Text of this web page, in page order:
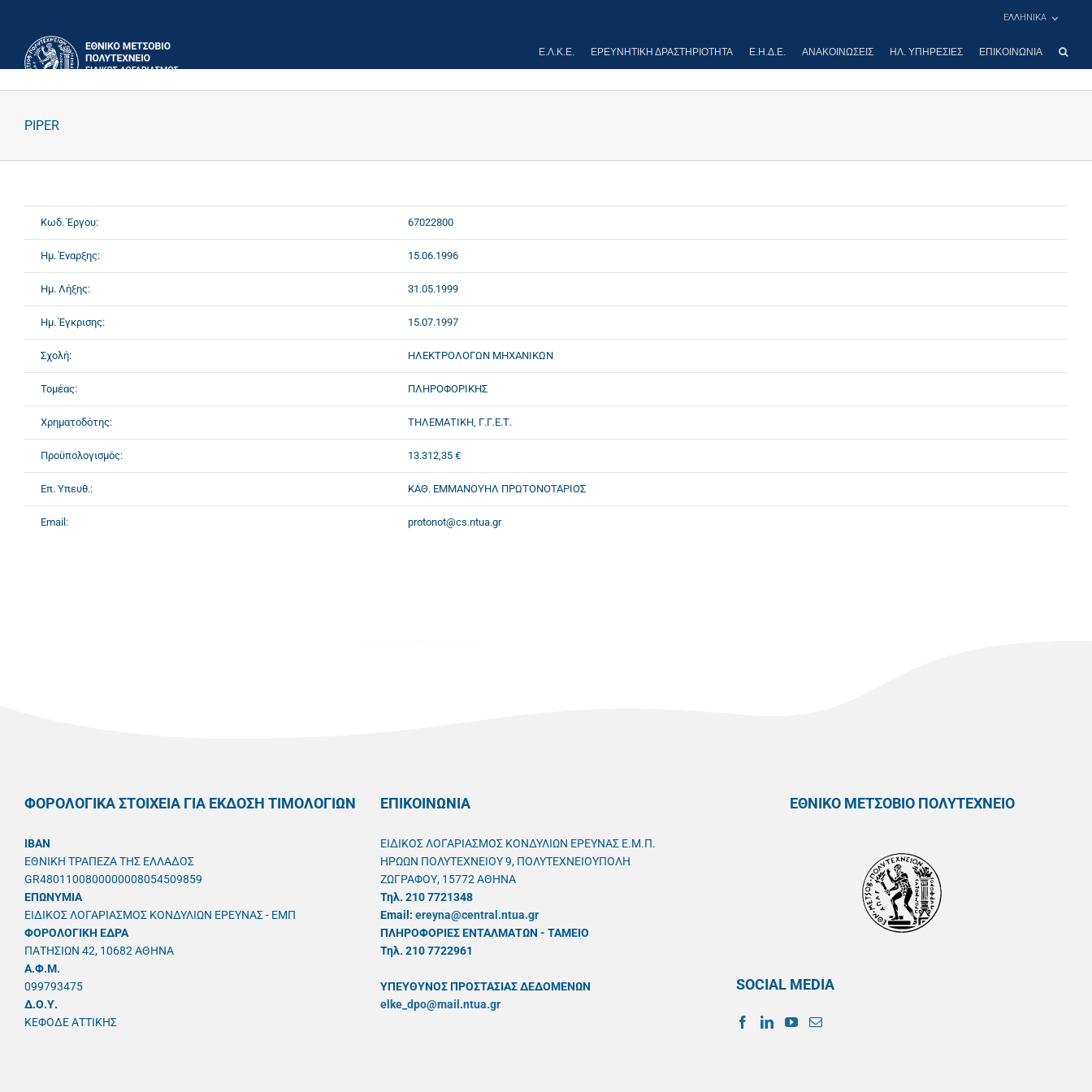
περιεχόμενο
ΕΛΛΗΝΙΚΑ
Ε.Λ.Κ.Ε. ΕΡΕΥΝΗΤΙΚΉ ΔΡΑΣΤΗΡΙΌΤΗΤΑ Ε.Η.Δ.Ε. ΑΝΑΚΟΙΝΏΣΕΙΣ ΗΛ. ΥΠΗΡΕΣΊΕΣ ΕΠΙΚΟΙΝΩΝΊΑ
PIPER
Κωδ. Έργου: 67022800
Ημ. Έναρξης: 15.06.1996
Ημ. Λήξης: 31.05.1999
Ημ. Έγκρισης: 15.07.1997
Σχολή: ΗΛΕΚΤΡΟΛΟΓΩΝ ΜΗΧΑΝΙΚΩΝ
Τομέας: ΠΛΗΡΟΦΟΡΙΚΗΣ
Χρηματοδότης: ΤΗΛΕΜΑΤΙΚΗ, Γ.Γ.Ε.Τ.
Προϋπολογισμός: 13.312,35 €
Επ. Υπευθ.: ΚΑΘ. ΕΜΜΑΝΟΥΗΛ ΠΡΩΤΟΝΟΤΑΡΙΟΣ
Email: protonot@cs.ntua.gr
ΦΟΡΟΛΟΓΙΚΑ ΣΤΟΙΧΕΙΑ ΓΙΑ ΕΚΔΟΣΗ ΤΙΜΟΛΟΓΙΩΝ
IBAN
ΕΘΝΙΚΗ ΤΡΑΠΕΖΑ ΤΗΣ ΕΛΛΑΔΟΣ
GR4801100800000008054509859
ΕΠΩΝΥΜΙΑ
ΕΙΔΙΚΟΣ ΛΟΓΑΡΙΑΣΜΟΣ ΚΟΝΔΥΛΙΩΝ ΕΡΕΥΝΑΣ - ΕΜΠ
ΦΟΡΟΛΟΓΙΚΗ ΕΔΡΑ
ΠΑΤΗΣΙΩΝ 42, 10682 ΑΘΗΝΑ
A.Φ.Μ.
099793475
Δ.Ο.Υ.
ΚΕΦΟΔΕ ΑΤΤΙΚΗΣ
ΕΠΙΚΟΙΝΩΝΙΑ
ΕΙΔΙΚΟΣ ΛΟΓΑΡΙΑΣΜΟΣ ΚΟΝΔΥΛΙΩΝ ΕΡΕΥΝΑΣ Ε.Μ.Π.
ΗΡΩΩΝ ΠΟΛΥΤΕΧΝΕΙΟΥ 9, ΠΟΛΥΤΕΧΝΕΙΟΥΠΟΛΗ
ΖΩΓΡΑΦΟΥ, 15772 ΑΘΗΝΑ
Τηλ. 210 7721348
Email: ereyna@central.ntua.gr
ΠΛΗΡΟΦΟΡΙΕΣ ΕΝΤΑΛΜΑΤΩΝ - ΤΑΜΕΙΟ
Τηλ. 210 7722961
ΥΠΕΥΘYΝΟΣ ΠΡΟΣΤΑΣΙΑΣ ΔΕΔΟΜΕΝΩΝ
elke_dpo@mail.ntua.gr
ΕΘΝΙΚΟ ΜΕΤΣΟΒΙΟ ΠΟΛΥΤΕΧΝΕΙΟ
SOCIAL MEDIA